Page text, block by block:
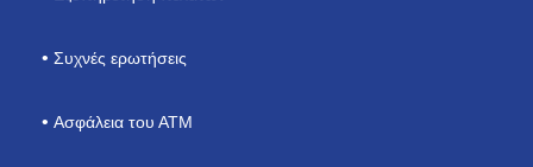
Συχνές ερωτήσεις
Ασφάλεια του ΑΤΜ